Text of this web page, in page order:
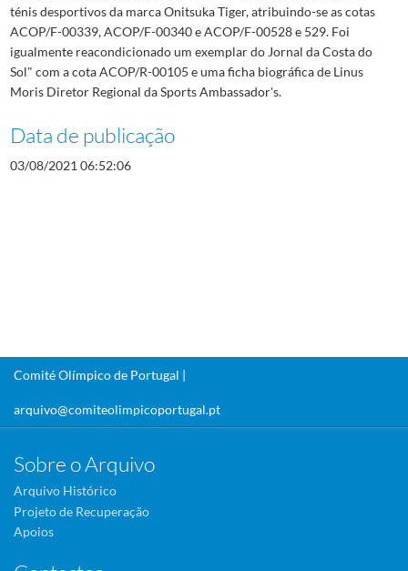
ténis desportivos da marca Onitsuka Tiger, atribuindo-se as cotas
ACOP/F-00339, ACOP/F-00340 e ACOP/F-00528 e 529. Foi
igualmente reacondicionado um exemplar do Jornal da Costa do
Sol" com a cota ACOP/R-00105 e uma ficha biográfica de Linus
Moris Diretor Regional da Sports Ambassador's.
Data de publicação
03/08/2021 06:52:06
Comité Olímpico de Portugal |
arquivo@comiteolimpicoportugal.pt
Sobre o Arquivo
Arquivo Histórico
Projeto de Recuperação
Apoios